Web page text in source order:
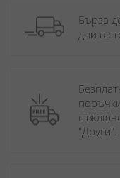
Бърза
дни в
с
"Други".